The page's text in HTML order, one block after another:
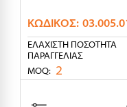
ΚΩΔΙΚΌΣ:
ΕΛΆΧΙΣΤΗ ΠΟΣΌΤΗΤΑ
ΠΑΡΑΓΓΕΛΊΑΣ
MOQ: 2